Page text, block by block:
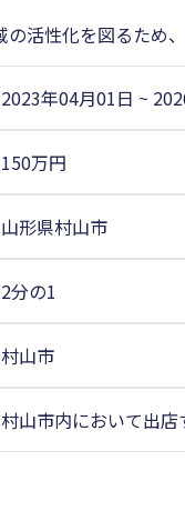
活性化を図るため
2023年04月01日 ~
150万円
山形県村山市
2分の1
村山市
村山市内において出店